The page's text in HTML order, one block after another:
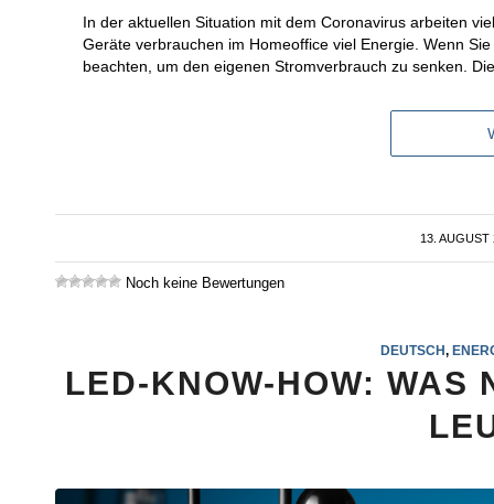
In der aktuellen Situation mit dem Coronavirus arbeiten
Geräte verbrauchen im Homeoffice viel Energie. Wenn
beachten, um den eigenen Stromverbrauch zu senken.
13. AUGUST
/
Noch keine Bewertungen
DEUTSCH,
LED-KNOW-HOW: WAS